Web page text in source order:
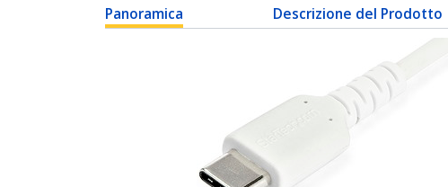
Panoramica Descrizione del Prodotto